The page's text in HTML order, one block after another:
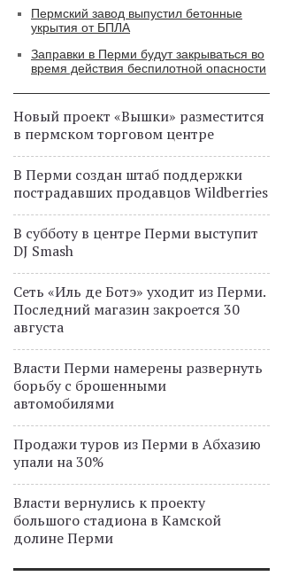
Пермский завод выпустил бетонные
укрытия от БПЛА
Заправки в Перми будут закрываться во
время действия беспилотной опасности
Новый проект «Вышки» разместится
в пермском торговом центре
В Перми создан штаб поддержки
пострадавших продавцов Wildberries
В субботу в центре Перми выступит
DJ Smash
Сеть «Иль де Ботэ» уходит из Перми.
Последний магазин закроется 30
августа
Власти Перми намерены развернуть
борьбу с брошенными
автомобилями
Продажи туров из Перми в Абхазию
упали на 30%
Власти вернулись к проекту
большого стадиона в Камской
долине Перми